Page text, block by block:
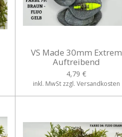
VS Made 30mm Extrem
Auftreibend
4,79 €
inkl. MwSt zzgl. Versandkosten